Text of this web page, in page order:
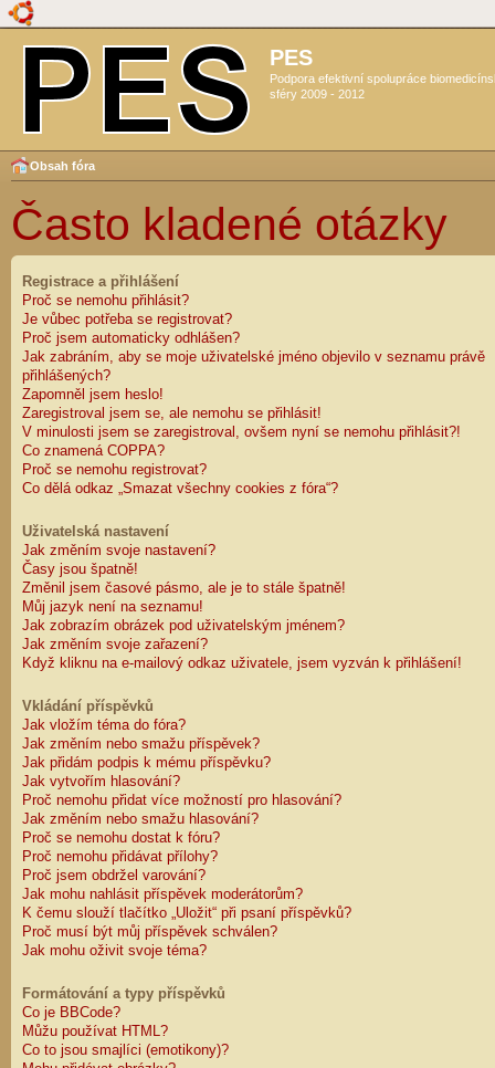
PES
Podpora efektivní spolupráce
sféry 2009 - 2012
Obsah fóra
Často kladené otázky
Registrace a přihlášení
Proč se nemohu přihlásit?
Je vůbec potřeba se registrovat?
Proč jsem automaticky odhlášen?
Jak zabráním, aby se moje uživatelské jméno objevilo v seznamu právě
přihlášených?
Zapomněl jsem heslo!
Zaregistroval jsem se, ale nemohu se přihlásit!
V minulosti jsem se zaregistroval, ovšem nyní se nemohu přihlásit?!
Co znamená COPPA?
Proč se nemohu registrovat?
Co dělá odkaz „Smazat všechny cookies z fóra“?
Uživatelská nastavení
Jak změním svoje nastavení?
Časy jsou špatně!
Změnil jsem časové pásmo, ale je to stále špatně!
Můj jazyk není na seznamu!
Jak zobrazím obrázek pod uživatelským jménem?
Jak změním svoje zařazení?
Když kliknu na e-mailový odkaz uživatele, jsem vyzván k přihlášení!
Vkládání příspěvků
Jak vložím téma do fóra?
Jak změním nebo smažu příspěvek?
Jak přidám podpis k mému příspěvku?
Jak vytvořím hlasování?
Proč nemohu přidat více možností pro hlasování?
Jak změním nebo smažu hlasování?
Proč se nemohu dostat k fóru?
Proč nemohu přidávat přílohy?
Proč jsem obdržel varování?
Jak mohu nahlásit příspěvek moderátorům?
K čemu slouží tlačítko „Uložit“ při psaní příspěvků?
Proč musí být můj příspěvek schválen?
Jak mohu oživit svoje téma?
Formátování a typy příspěvků
Co je BBCode?
Můžu používat HTML?
Co to jsou smajlíci (emotikony)?